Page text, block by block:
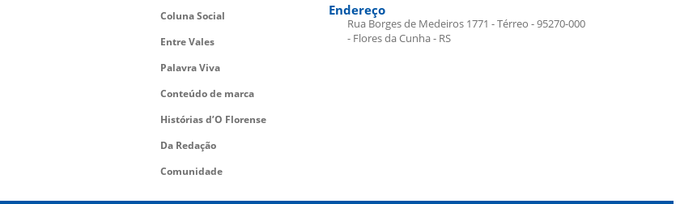
Coluna Social
Entre Vales
Palavra Viva
Conteúdo de marca
Histórias d’O Florense
Da Redação
Comunidade
Endereço
Rua Borges de Medeiros 1771 - Térreo - 95270-000
- Flores da Cunha - RS